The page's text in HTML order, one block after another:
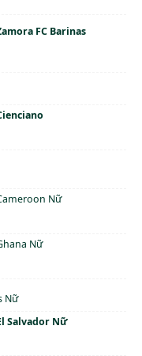
FC Barinas
Nữ
Nữ
Nữ
Salvador Nữ